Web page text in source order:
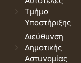
Τμήμα
Υποστήριξης
Διεύθυνση
Δημοτικής
Αστυνομίας